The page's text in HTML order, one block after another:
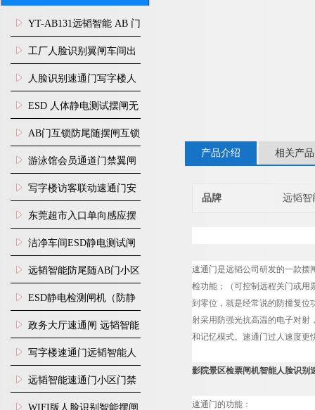
YT-AB131远韬智能 AB 门
闸机双通道互锁防尾随闸
机
工厂人脸识别翼闸车间出
入口人行通道门禁
人脸识别速通门写字楼人
行通道闸门禁设备
ESD 人体静电测试摆闸无
尘车间防静电闸机
AB门互锁防尾随摆闸互锁
闸机
游泳馆会员通道门禁翼闸
写字楼访客联动速通门安
装
东莞超市入口单向感应摆
闸安装
洁净车间ESD静电测试闸
机
远韬智能防尾随AB门小区
门禁闸机安装
​ESD静电检测闸机（防静
电门禁通道系统）
政务大厅速通闸 远韬智能
防尾随静音速通门
写字楼速通门远韬智能人
脸识别快速通道闸
远韬智能速通门小区门禁
闸机食堂消费摆闸
WIFI版人脸识别智能摆闸
产品介绍 相关产品
品牌 远韬智
速通门是远韬公司研发的一款摆
检功能；（可控制远程关门或用
到零位，就是经常说的防撞复位
射采用防强光抗高温的电子对射
和记忆模式。速通门过人速度更
影院景区检票闸机智能人脸识别
速通门的功能：